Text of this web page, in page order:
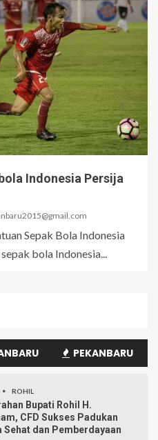
Indonesia Persija
Sepak Bola Indonesia
bola Indonesia...
PEKANBARU
ROHIL
Bupati Rohil H.
CFD Sukses Padukan
Sehat dan Pemberdayaan